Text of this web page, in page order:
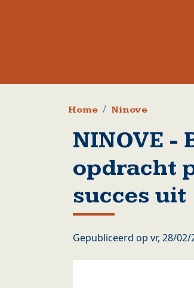
Kruimelpad
Home Ninove
NINOVE -
opdracht
succes uit
Gepubliceerd op vr, 28/02/